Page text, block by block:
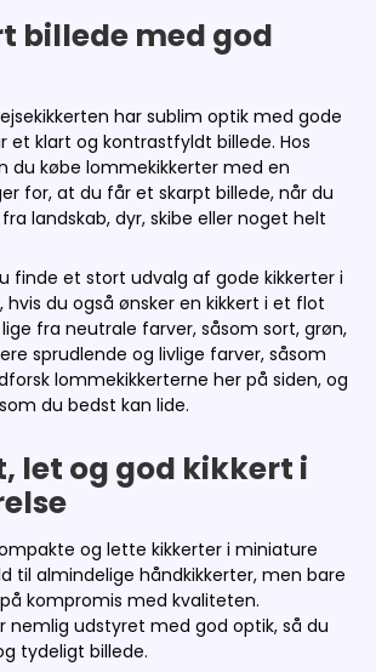
billede med god
har sublim optik med gode
et klart og kontrastfyldt billede. Hos
du købe lommekikkerter med en
for, at du får et skarpt billede, når du
landskab, dyr, skibe eller noget helt
finde et stort udvalg af gode kikkerter i
hvis du også ønsker en kikkert i et flot
fra neutrale farver, såsom sort, grøn,
sprudlende og livlige farver, såsom
lommekikkerterne her på siden, og
du bedst kan lide.
let og god kikkert i
og lette kikkerter i miniature
til almindelige håndkikkerter, men bare
kompromis med kvaliteten.
nemlig udstyret med god optik, så du
tydeligt billede.